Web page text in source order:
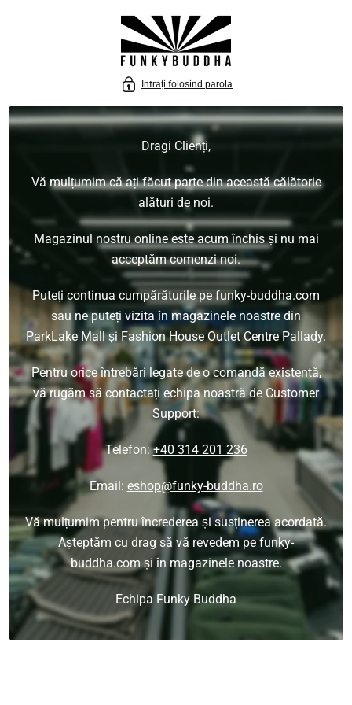
Intrați folosind parola
Dragi Clienți,
Vă mulțumim că ați făcut parte din această călătorie
alături de noi.
Magazinul nostru online este acum închis și nu mai
acceptăm comenzi noi.
Puteți continua cumpărăturile pe funky-buddha.com
sau ne puteți vizita în magazinele noastre din
ParkLake Mall și Fashion House Outlet Centre Pallady.
Pentru orice întrebări legate de o comandă existentă,
vă rugăm să contactați echipa noastră de Customer
Support:
Telefon:+40 314 201 236
Email: eshop@funky-buddha.ro
Vă mulțumim pentru încrederea și susținerea acordată.
Așteptăm cu drag să vă revedem pe funky-
buddha.com și în magazinele noastre.
Echipa Funky Buddha